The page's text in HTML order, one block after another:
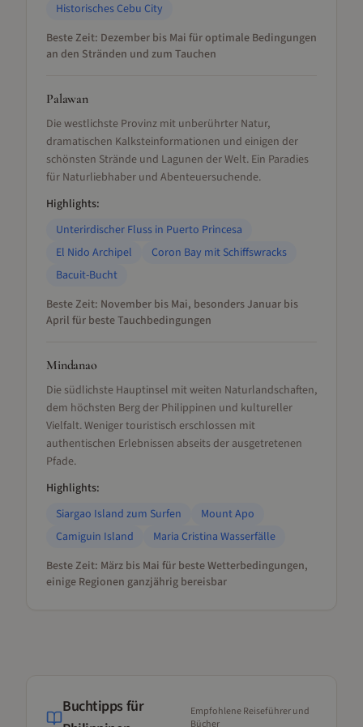
Historisches Cebu City
Beste Zeit: Dezember bis Mai für optimale Bedingungen
an den Stränden und zum Tauchen
Palawan
Die westlichste Provinz mit unberührter Natur,
dramatischen Kalksteinformationen und einigen der
schönsten Strände und Lagunen der Welt. Ein Paradies
für Naturliebhaber und Abenteuersuchende.
Highlights:
Unterirdischer Fluss in Puerto Princesa
El Nido Archipel
Coron Bay mit Schiffswracks
Bacuit-Bucht
Beste Zeit: November bis Mai, besonders Januar bis
April für beste Tauchbedingungen
Mindanao
Die südlichste Hauptinsel mit weiten Naturlandschaften,
dem höchsten Berg der Philippinen und kultureller
Vielfalt. Weniger touristisch erschlossen mit
authentischen Erlebnissen abseits der ausgetretenen
Pfade.
Highlights:
Siargao Island zum Surfen
Mount Apo
Camiguin Island
Maria Cristina Wasserfälle
Beste Zeit: März bis Mai für beste Wetterbedingungen,
einige Regionen ganzjährig bereisbar
Buchtipps für
Empfohlene Reiseführer und
Bücher